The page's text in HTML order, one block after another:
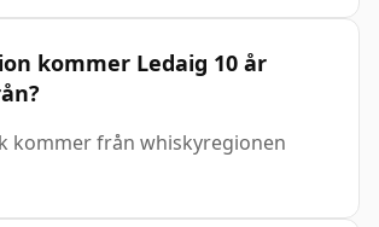
kommer Ledaig 10 år
kommer från whiskyregionen